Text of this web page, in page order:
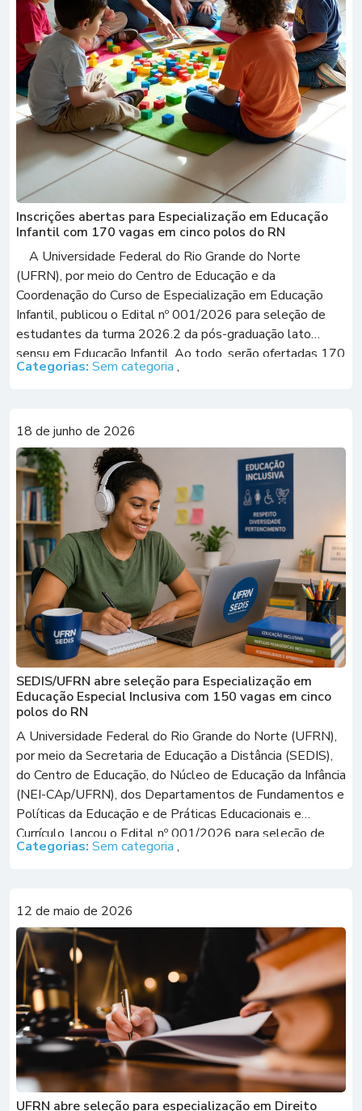
Inscrições abertas para Especialização em Educação
Infantil com 170 vagas em cinco polos do RN
A Universidade Federal do Rio Grande do Norte
(UFRN), por meio do Centro de Educação e da
Coordenação do Curso de Especialização em Educação
Infantil, publicou o Edital nº 001/2026 para seleção de
estudantes da turma 2026.2 da pós-graduação lato
sensu em Educação Infantil. Ao todo, serão ofertadas 170
vagas gratuitas distribuídas em […]
Categorias: Sem categoria ,
18 de junho de 2026
SEDIS/UFRN abre seleção para Especialização em
Educação Especial Inclusiva com 150 vagas em cinco
polos do RN
A Universidade Federal do Rio Grande do Norte (UFRN),
por meio da Secretaria de Educação a Distância (SEDIS),
do Centro de Educação, do Núcleo de Educação da Infância
(NEI-CAp/UFRN), dos Departamentos de Fundamentos e
Políticas da Educação e de Práticas Educacionais e
Currículo, lançou o Edital nº 001/2026 para seleção de
estudantes da nova turma […]
Categorias: Sem categoria ,
12 de maio de 2026
UFRN abre seleção para especialização em Direito